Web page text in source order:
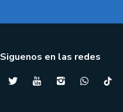
Siguenos en las redes